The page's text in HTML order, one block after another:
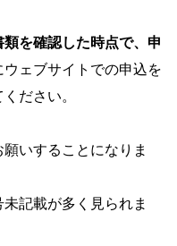
を確認した時点で、申
ェブサイトでの申込を
ださい。
いすることになりま
記載が多く見られま